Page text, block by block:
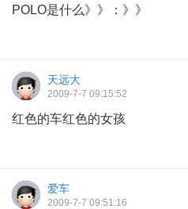
POLO是什么》》：》》
天远大
2009-7-7 09:15:52
红色的车红色的女孩
爱车
2009-7-7 09:51:16